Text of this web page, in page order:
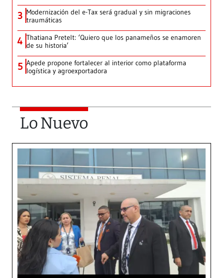
3 Modernización del e-Tax será gradual y sin migraciones
traumáticas
4 Thatiana Pretelt: ‘Quiero que los panameños se enamoren
de su historia’
5 Apede propone fortalecer al interior como plataforma
logística y agroexportadora
Lo Nuevo